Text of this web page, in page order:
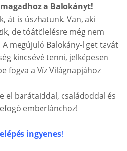
a Balokányt!
át is úszhatunk. Van, aki
de tóátölelésre még nem
megújuló Balokány-liget tavát
kincsévé tenni, jelképesen
fogva a Víz Világnapjához
el barátaiddal, családoddal és
emberlánchoz!
ingyenes!